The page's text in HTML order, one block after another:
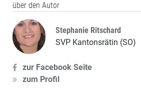
über den Autor
Stephanie Ritschard
SVP Kantonsrätin (SO)
zur Facebook Seite
zum Profil